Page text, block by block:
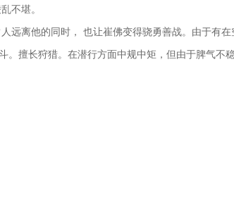
不堪。
远离他的同时， 也让崔佛变得骁勇善战。由于有
。擅长狩猎。在潜行方面中规中矩，但由于脾气不